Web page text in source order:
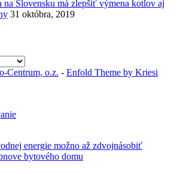
Slovensku má zlepšiť výmena kotlov aj
31 októbra, 2019
Centrum, o.z. - Enfold Theme by Kriesi
energie možno až zdvojnásobiť
bytového domu